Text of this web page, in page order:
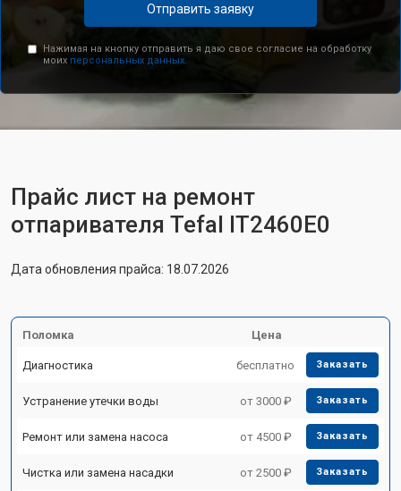
Отправить заявку
Нажимая на кнопку отправить я даю свое согласие на обработку
моих персональных данных.
Прайс лист на ремонт
отпаривателя Tefal IT2460E0
Дата обновления прайса: 18.07.2026
Поломка Цена
Диагностика бесплатно Заказать
Устранение утечки воды от 3000 ₽ Заказать
Ремонт или замена насоса от 4500 ₽ Заказать
Чистка или замена насадки от 2500 ₽ Заказать